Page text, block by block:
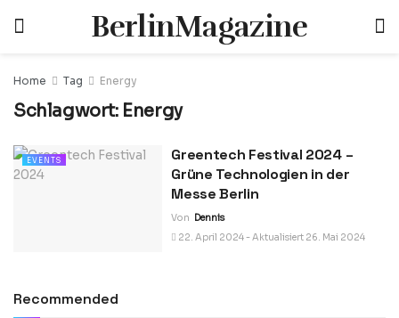
BerlinMagazine
Home Tag Energy
Schlagwort: Energy
EVENTS
Greentech Festival 2024 –
Grüne Technologien in der
Messe Berlin
Von Dennis
22. April 2024 - Aktualisiert 26. Mai 2024
Recommended